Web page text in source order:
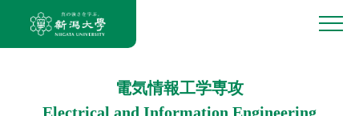
電気情報工学専攻
Electrical and Information Engineering